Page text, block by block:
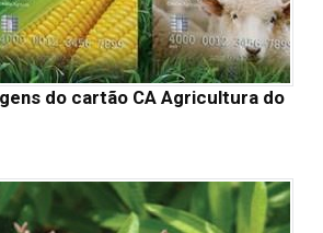
do cartão CA Agricultura do